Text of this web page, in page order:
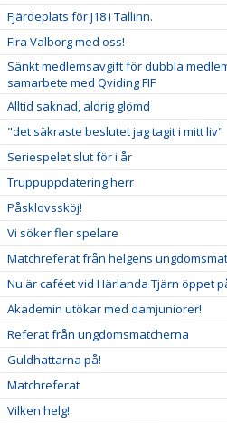
Fjärdeplats för J18 i Tallinn.
Fira Valborg med oss!
Sänkt medlemsavgift för dubbla
samarbete med Qviding FIF
Alltid saknad, aldrig glömd
"det säkraste beslutet jag tagit i mitt liv"
Seriespelet slut för i år
Truppuppdatering herr
Påsklovssköj!
Vi söker fler spelare
Matchreferat från helgens
Nu är caféet vid Härlanda Tjärn öppet
Akademin utökar med damjuniorer!
Referat från ungdomsmatcherna
Guldhattarna på!
Matchreferat
Vilken helg!